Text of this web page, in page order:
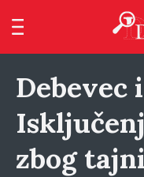
Debevec
zbog